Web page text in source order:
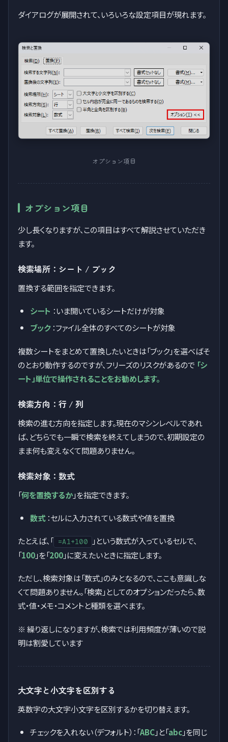
ダイアログが展開されて、いろいろな設定項目が現れます。
オプション項目
オプション項目
少し長くなりますが、この項目はすべて解説させていただき
ます。
検索場所：シート / ブック
置換する範囲を指定できます。
シート ：いま開いているシートだけが対象
ブック：ファイル全体のすべてのシートが対象
複数シートをまとめて置換したいときは「ブック」を選べばそ
のとおり動作するのですが、フリーズのリスクがあるので 「シ
ート」単位で操作されることをお勧めします。
検索方向：行 / 列
検索の進む方向を指定します。現在のマシンレベルであれ
ば、どちらでも一瞬で検索を終えてしまうので、初期設定の
まま何も変えなくて問題ありません。
検索対象：数式
「何を置換するか」を指定できます。
数式：セルに入力されている数式や値を置換
たとえば、「 =A1+100 」という数式が入っているセルで、
「100」を「200」に変えたいときに指定します。
ただし、検索対象は「数式」のみとなるので、ここも意識しな
くて問題ありません。「検索」としてのオプションだったら、数
式・値・メモ・コメントと種類を選べます。
※ 繰り返しになりますが、検索では利用頻度が薄いので説
明は割愛しています
大文字と小文字を区別する
英数字の大文字小文字を区別するかを切り替えます。
チェックを入れない（デフォルト）：「ABC」と「abc」を同じ